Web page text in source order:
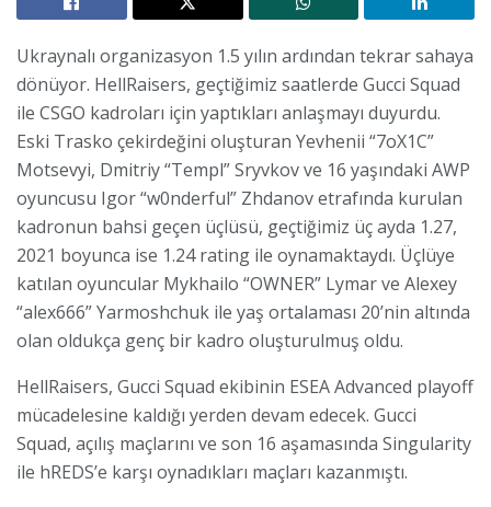
Ukraynalı organizasyon 1.5 yılın ardından tekrar sahaya
dönüyor. HellRaisers, geçtiğimiz saatlerde Gucci Squad
ile CSGO kadroları için yaptıkları anlaşmayı duyurdu.
Eski Trasko çekirdeğini oluşturan Yevhenii “⁠7oX1C⁠”
Motsevyi, Dmitriy “⁠Templ⁠” Sryvkov ve 16 yaşındaki AWP
oyuncusu Igor “⁠w0nderful⁠” Zhdanov etrafında kurulan
kadronun bahsi geçen üçlüsü, geçtiğimiz üç ayda 1.27,
2021 boyunca ise 1.24 rating ile oynamaktaydı. Üçlüye
katılan oyuncular Mykhailo “⁠OWNER⁠” Lymar ve Alexey
“⁠alex666⁠” Yarmoshchuk ile yaş ortalaması 20’nin altında
olan oldukça genç bir kadro oluşturulmuş oldu.
HellRaisers, Gucci Squad ekibinin ESEA Advanced playoff
mücadelesine kaldığı yerden devam edecek. Gucci
Squad, açılış maçlarını ve son 16 aşamasında Singularity
ile hREDS’e karşı oynadıkları maçları kazanmıştı.